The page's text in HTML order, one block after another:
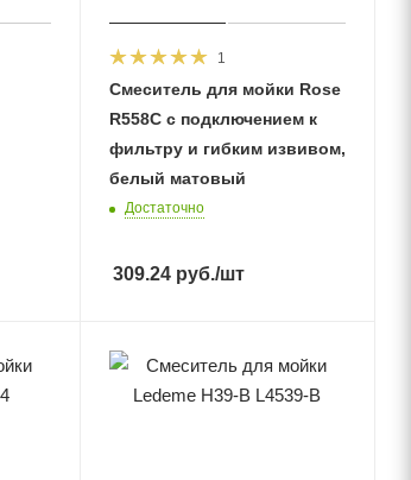
1
Смеситель для мойки Rose
R558C с подключением к
фильтру и гибким извивом,
белый матовый
Достаточно
309.24руб./шт